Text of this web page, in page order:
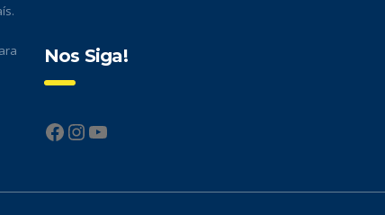
Nos Siga!
Facebook
Instagram
YouTube